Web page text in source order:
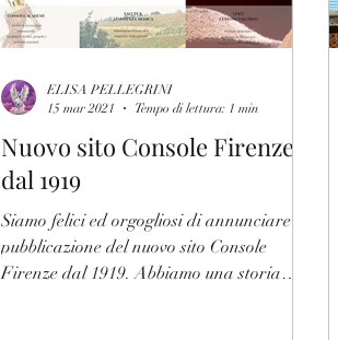
Nuovo sito Console Firenze
dal 1919
Siamo felici ed orgogliosi di annunciare la
pubblicazione del nuovo sito Console
Firenze dal 1919. Abbiamo una storia
ELISA PELLEGRINI
15 mar 2021
Tempo di lettura: 1 min